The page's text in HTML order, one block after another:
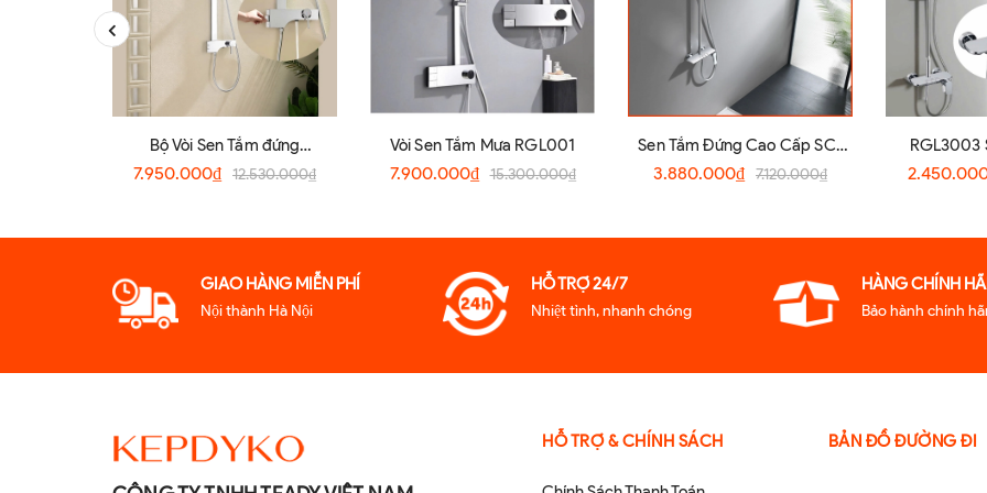
Bộ Vòi Sen Tắm đứng
RGL91573 Cao cấp
7.950.000₫ 12.530.000₫
Vòi Sen Tắm Mưa RGL001
7.900.000₫ 15.300.000₫
Sen Tắm Đứng Cao Cấp SC-
4060k
3.880.000₫ 7.120.000₫
RGL3003
GIAO HÀNG MIỄN PHÍ
Nội thành Hà Nội
HỖ TRỢ 24/7
Nhiệt tình, nhanh chóng
HÀNG CHÍNH
Bảo hành chính
HỖ TRỢ & CHÍNH SÁCH BẢN ĐỒ ĐƯỜNG ĐI